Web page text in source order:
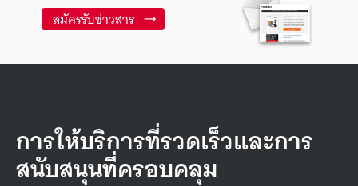
สมัครรับข่าวสาร
การให้บริการที่รวดเร็วและการ
สนับสนุนที่ครอบคลุม